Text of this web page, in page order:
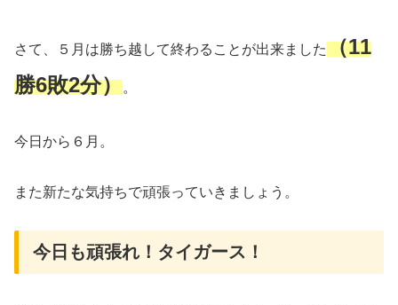
さて、５月は勝ち越して終わることが出来ました（11
勝6敗2分）。
今日から６月。
また新たな気持ちで頑張っていきましょう。
今日も頑張れ！タイガース！